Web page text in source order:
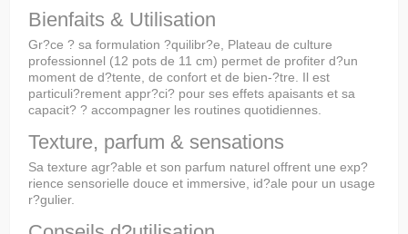
Bienfaits & Utilisation
Gr?ce ? sa formulation ?quilibr?e, Plateau de culture
professionnel (12 pots de 11 cm) permet de profiter d?un
moment de d?tente, de confort et de bien-?tre. Il est
particuli?rement appr?ci? pour ses effets apaisants et sa
capacit? ? accompagner les routines quotidiennes.
Texture, parfum & sensations
Sa texture agr?able et son parfum naturel offrent une exp?
rience sensorielle douce et immersive, id?ale pour un usage
r?gulier.